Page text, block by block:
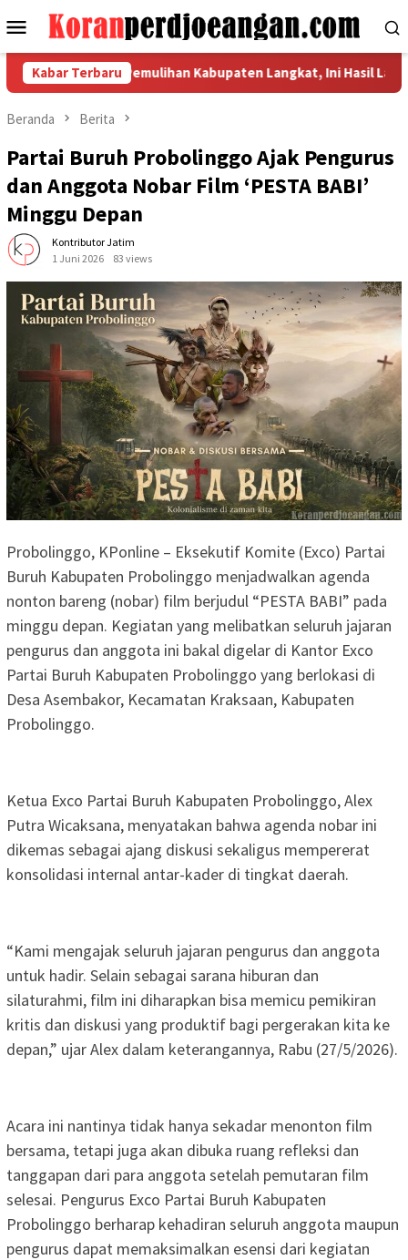
ke
Menu
Mobile
Kabar Terbaru
Indikator Pemulihan Kabupaten Langkat, Ini Hasil Laporan
Beranda Berita
Partai Buruh Probolinggo Ajak Pengurus
dan Anggota Nobar Film ‘PESTA BABI’
Minggu Depan
Kontributor Jatim
1 Juni 2026
83 views
Probolinggo, KPonline – Eksekutif Komite (Exco) Partai
Buruh Kabupaten Probolinggo menjadwalkan agenda
nonton bareng (nobar) film berjudul “PESTA BABI” pada
minggu depan. Kegiatan yang melibatkan seluruh jajaran
pengurus dan anggota ini bakal digelar di Kantor Exco
Partai Buruh Kabupaten Probolinggo yang berlokasi di
Desa Asembakor, Kecamatan Kraksaan, Kabupaten
Probolinggo.
Ketua Exco Partai Buruh Kabupaten Probolinggo, Alex
Putra Wicaksana, menyatakan bahwa agenda nobar ini
dikemas sebagai ajang diskusi sekaligus mempererat
konsolidasi internal antar-kader di tingkat daerah.
“Kami mengajak seluruh jajaran pengurus dan anggota
untuk hadir. Selain sebagai sarana hiburan dan
silaturahmi, film ini diharapkan bisa memicu pemikiran
kritis dan diskusi yang produktif bagi pergerakan kita ke
depan,” ujar Alex dalam keterangannya, Rabu (27/5/2026).
Acara ini nantinya tidak hanya sekadar menonton film
bersama, tetapi juga akan dibuka ruang refleksi dan
tanggapan dari para anggota setelah pemutaran film
selesai. Pengurus Exco Partai Buruh Kabupaten
Probolinggo berharap kehadiran seluruh anggota maupun
pengurus dapat memaksimalkan esensi dari kegiatan